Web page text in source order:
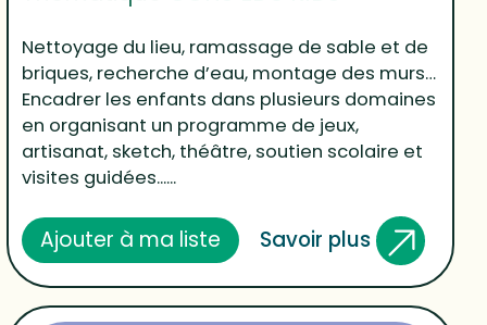
Nettoyage du lieu, ramassage de sable et de
briques, recherche d’eau, montage des murs…
Encadrer les enfants dans plusieurs domaines
en organisant un programme de jeux,
artisanat, sketch, théâtre, soutien scolaire et
visites guidées......
Ajouter à ma liste Savoir plus